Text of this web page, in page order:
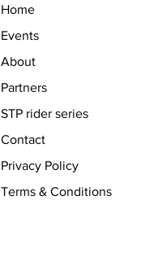
Home
Events
About
Partners
STP rider series
Contact
Privacy Policy
Terms & Conditions